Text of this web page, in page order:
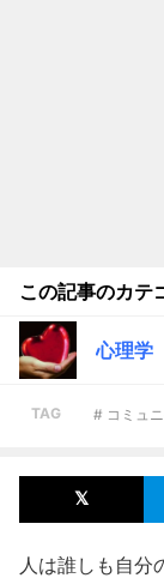
この記事のカテ
心理学
TAG # コミュ
人は誰しも自分